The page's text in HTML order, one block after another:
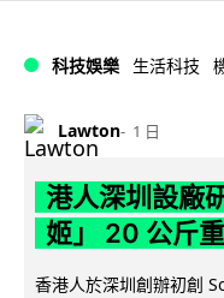
科技娛樂 生活科技
Lawton 1 日
港人深圳設廠
姬」 20 公斤
香港人於深圳創辦初創